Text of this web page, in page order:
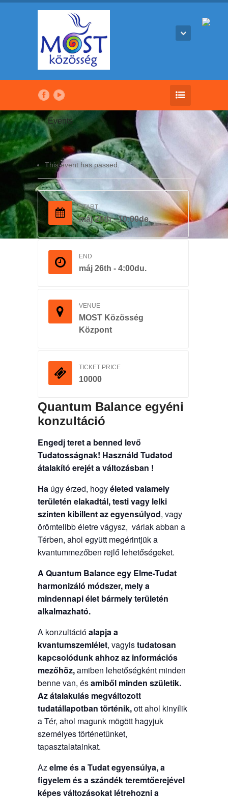
Events
This event has passed.
START
máj 26th - 10:00de.
END
máj 26th - 4:00du.
VENUE
MOST Közösség
Központ
TICKET PRICE
10000
Quantum Balance egyéni
konzultáció
Engedj teret a benned levő
Tudatosságnak! Használd Tudatod
átalakító erejét a változásban !
Haúgy érzed, hogyéleted valamely
területén elakadtál, testi vagy lelki
szinten kibillent az egyensúlyod, vagy
örömtelibb életre vágysz, várlak abban a
Térben, ahol együtt megérintjük a
kvantummezőben rejlő lehetőségeket.
A Quantum Balance egy Elme-Tudat
harmonizáló módszer, mely a
mindennapi élet bármely területén
alkalmazható.
A konzultációalapja a
kvantumszemlélet, vagyistudatosan
kapcsolódunk ahhoz az információs
mezőhöz,amiben lehetőségként minden
benne van, ésamiből minden születik.
Az átalakulás megváltozott
tudatállapotban történik,ott ahol kinyílik
a Tér, ahol magunk mögött hagyjuk
személyes történetünket,
tapasztalatainkat.
Azelme és a Tudat egyensúlya, a
figyelem és a szándék teremtőerejével
képes változásokat létrehozni a